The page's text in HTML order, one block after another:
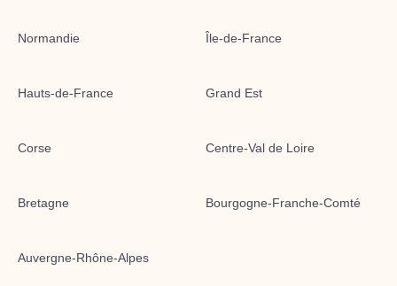
Normandie Île-de-France
Hauts-de-France Grand Est
Corse Centre-Val de Loire
Bretagne Bourgogne-Franche-Comté
Auvergne-Rhône-Alpes